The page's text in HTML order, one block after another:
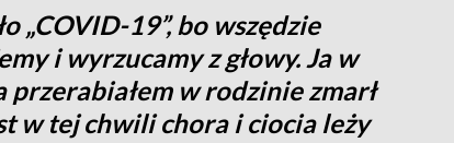
„COVID-19”, bo wszędzie
i wyrzucamy z głowy. Ja w
w rodzinie zmarł
w tej chwili chora i ciocia leży